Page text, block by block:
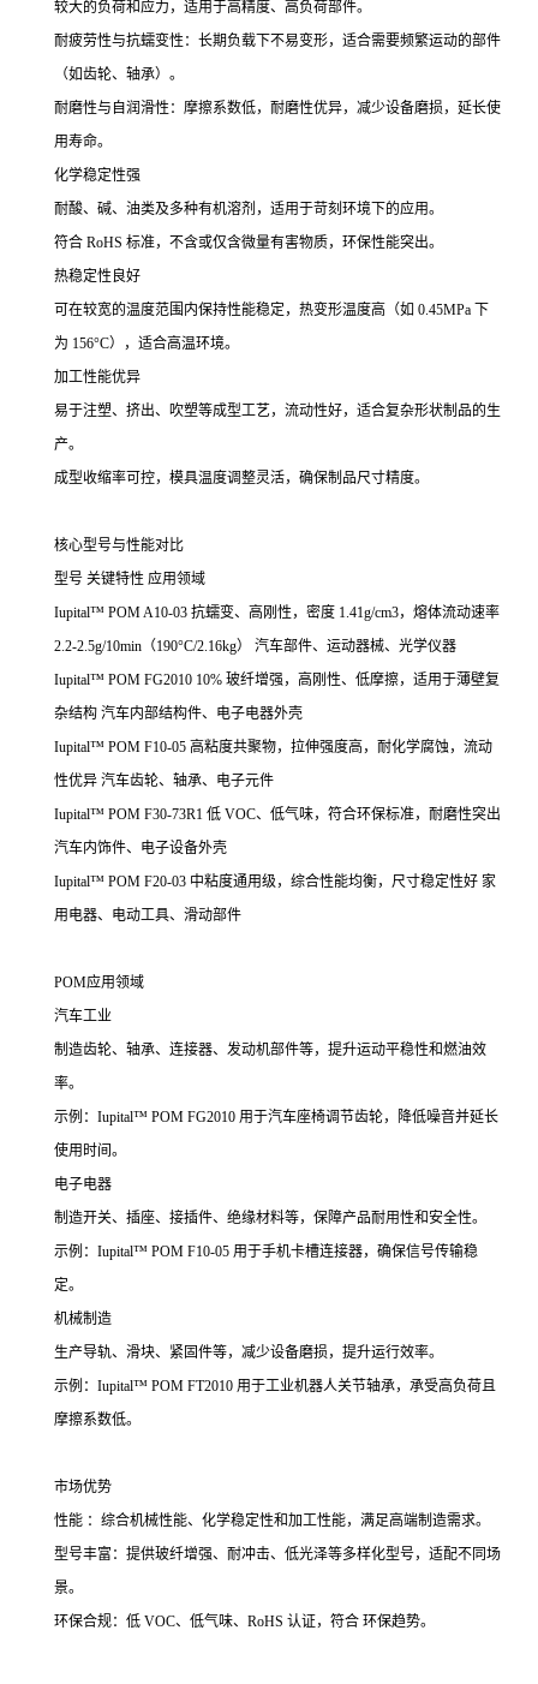
较大的负荷和应力，适用于高精度、高负荷部件。
耐疲劳性与抗蠕变性：长期负载下不易变形，适合需要频繁运动的部件
（如齿轮、轴承）。
耐磨性与自润滑性：摩擦系数低，耐磨性优异，减少设备磨损，延长使
用寿命。
化学稳定性强
耐酸、碱、油类及多种有机溶剂，适用于苛刻环境下的应用。
符合 RoHS 标准，不含或仅含微量有害物质，环保性能突出。
热稳定性良好
可在较宽的温度范围内保持性能稳定，热变形温度高（如 0.45MPa 下
为 156°C），适合高温环境。
加工性能优异
易于注塑、挤出、吹塑等成型工艺，流动性好，适合复杂形状制品的生
产。
成型收缩率可控，模具温度调整灵活，确保制品尺寸精度。
核心型号与性能对比
型号 关键特性 应用领域
Iupital™ POM A10-03 抗蠕变、高刚性，密度 1.41g/cm3，熔体流动速率
2.2-2.5g/10min（190°C/2.16kg） 汽车部件、运动器械、光学仪器
Iupital™ POM FG2010 10% 玻纤增强，高刚性、低摩擦，适用于薄壁复
杂结构 汽车内部结构件、电子电器外壳
Iupital™ POM F10-05 高粘度共聚物，拉伸强度高，耐化学腐蚀，流动
性优异 汽车齿轮、轴承、电子元件
Iupital™ POM F30-73R1 低 VOC、低气味，符合环保标准，耐磨性突出
汽车内饰件、电子设备外壳
Iupital™ POM F20-03 中粘度通用级，综合性能均衡，尺寸稳定性好 家
用电器、电动工具、滑动部件
POM应用领域
汽车工业
制造齿轮、轴承、连接器、发动机部件等，提升运动平稳性和燃油效
率。
示例：Iupital™ POM FG2010 用于汽车座椅调节齿轮，降低噪音并延长
使用时间。
电子电器
制造开关、插座、接插件、绝缘材料等，保障产品耐用性和安全性。
示例：Iupital™ POM F10-05 用于手机卡槽连接器，确保信号传输稳
定。
机械制造
生产导轨、滑块、紧固件等，减少设备磨损，提升运行效率。
示例：Iupital™ POM FT2010 用于工业机器人关节轴承，承受高负荷且
摩擦系数低。
市场优势
性能 ：综合机械性能、化学稳定性和加工性能，满足高端制造需求。
型号丰富：提供玻纤增强、耐冲击、低光泽等多样化型号，适配不同场
景。
环保合规：低 VOC、低气味、RoHS 认证，符合 环保趋势。